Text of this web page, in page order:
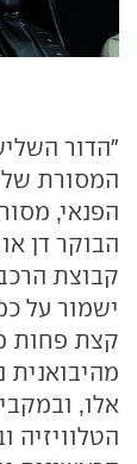
"הדור
המסורת של
הפנאי,
הבוקר דן
קבוצת
ישמור על
מהיבואנית
אלו,
הטלוויזיה